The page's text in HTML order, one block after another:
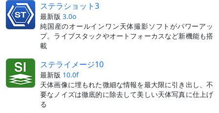
ステラショット3
最新版 3.0o
純国産のオールインワン天体撮影ソフトがパワーアッ
プ。ライブスタックやオートフォーカスなど新機能も搭
載
ステライメージ10
最新版 10.0f
天体画像に埋もれた微細な情報を最大限に引き出し、不
要なノイズは徹底的に除去して美しい天体写真に仕上げ
る